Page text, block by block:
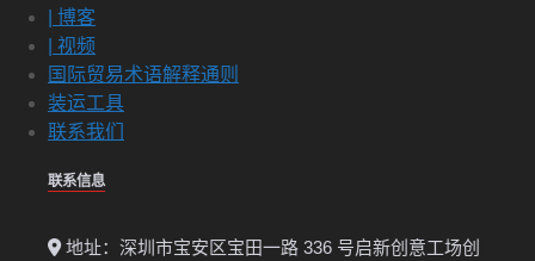
| 博客
| 视频
国际贸易术语解释通则
装运工具
联系我们
联系信息
地址：深圳市宝安区宝田一路 336 号启新创意工场创